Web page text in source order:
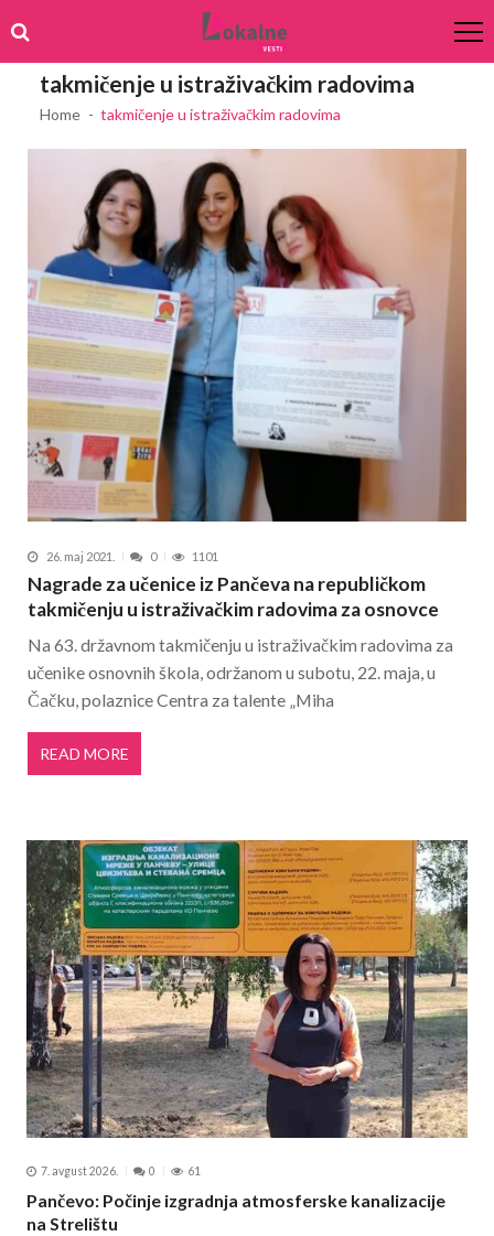
to
navigation
to
content
takmičenje u istraživačkim radovima
Home takmičenje u istraživačkim radovima
26. maj 2021. 0 1101
Nagrade za učenice iz Pančeva na republičkom
takmičenju u istraživačkim radovima za osnovce
Na 63. državnom takmičenju u istraživačkim radovima za
učenike osnovnih škola, održanom u subotu, 22. maja, u
Čačku, polaznice Centra za talente „Miha
READ MORE
7. avgust 2026. 0 61
Pančevo: Počinje izgradnja atmosferske kanalizacije
na Strelištu